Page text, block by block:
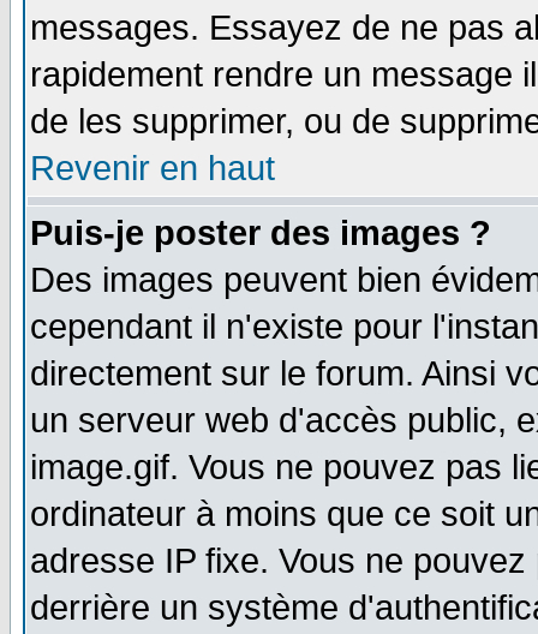
messages. Essayez de ne pas
rapidement rendre un message
de les supprimer, ou de
Revenir en haut
Puis-je poster des images ?
Des images peuvent bien
cependant il n'existe pour
directement sur le forum. Ainsi
un serveur web d'accès public,
image.gif. Vous ne pouvez pas
ordinateur à moins que ce soit
adresse IP fixe. Vous ne
derrière un système